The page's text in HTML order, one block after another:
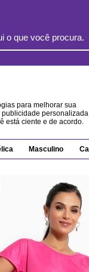
para melhorar sua
personalizada
está ciente e de acordo.
Masculino